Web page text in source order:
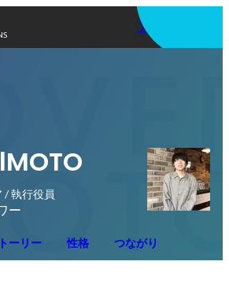
アプリを使う
/ 執行役員
ー
ーリー 性格 つながり